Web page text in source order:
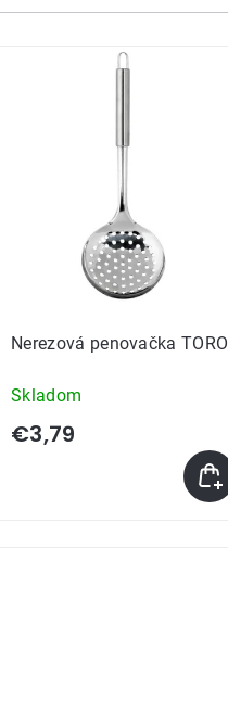
Nerezová penovačka TORO
Skladom
€3,79